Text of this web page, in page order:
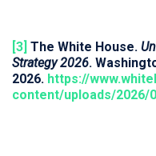
[3] The White House.
Strategy 2026.
2026. https://
content/uploads/2026/